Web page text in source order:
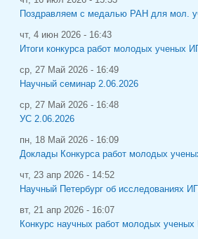
Поздравляем с медалью РАН для мол.
чт, 4 июн 2026 - 16:43
Итоги конкурса работ молодых ученых
ср, 27 Май 2026 - 16:49
Научный семинар 2.06.2026
ср, 27 Май 2026 - 16:48
УС 2.06.2026
пн, 18 Май 2026 - 16:09
Доклады Конкурса работ молодых
чт, 23 апр 2026 - 14:52
Научный Петербург об исследованиях
вт, 21 апр 2026 - 16:07
Конкурс научных работ молодых